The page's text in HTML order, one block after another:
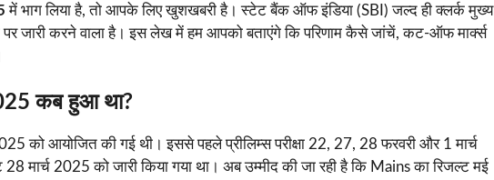
में भाग लिया है, तो आपके लिए खुशखबरी है। स्टेट बैंक ऑफ इंडिया (SBI) जल्द ही क्लर्क मुख्य
पर जारी करने वाला है। इस लेख में हम आपको बताएंगे कि परिणाम कैसे जांचें, कट-ऑफ मार्क्स
कब हुआ था?
को आयोजित की गई थी। इससे पहले प्रीलिम्स परीक्षा 22, 27, 28 फरवरी और 1 मार्च
मार्च 2025 को जारी किया गया था। अब उम्मीद की जा रही है कि Mains का रिजल्ट मई